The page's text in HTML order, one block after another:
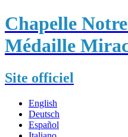
Chapelle
Médaille
Site officiel
English
Deutsch
Español